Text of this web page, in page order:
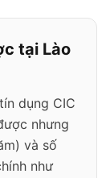
tại Lào
dụng CIC
nhưng
và số
như